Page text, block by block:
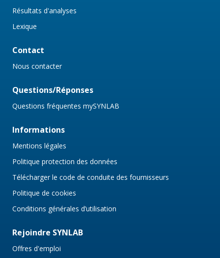
Résultats d'analyses
Lexique
Contact
Nous contacter
Questions/Réponses
Questions fréquentes mySYNLAB
Informations
Mentions légales
Politique protection des données
Télécharger le code de conduite des fournisseurs
Politique de cookies
Conditions générales d’utilisation
Rejoindre SYNLAB
Offres d'emploi